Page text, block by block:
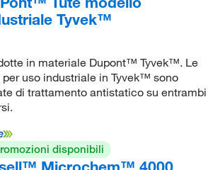
Tyvek™
in materiale Dupont™ Tyvek™. Le
per uso industriale in Tyvek™ sono
di trattamento antistatico su entrambi
disponibili
Microchem™ 4000